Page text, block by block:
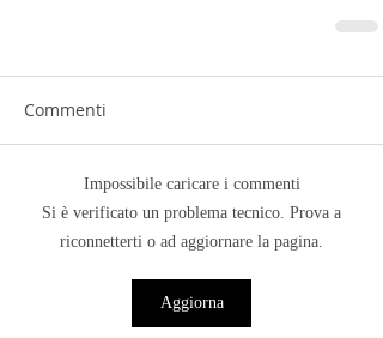
Commenti
Impossibile caricare i commenti
Si è verificato un problema tecnico. Prova a
riconnetterti o ad aggiornare la pagina.
Aggiorna